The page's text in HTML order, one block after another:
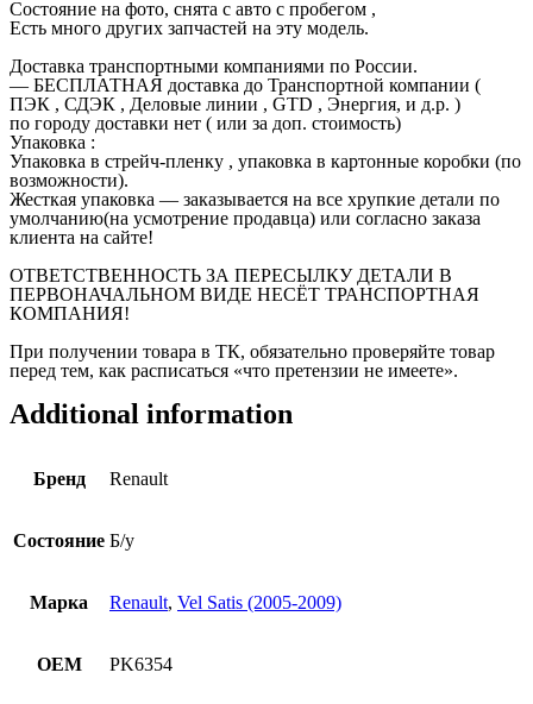
Состояние на фото, снята с авто с пробегом ,
Есть много других запчастей на эту модель.
Доставка транспортными компаниями по России.
— БЕСПЛАТНАЯ доставка до Транспортной компании (
ПЭК , СДЭК , Деловые линии , GTD , Энергия, и д.р. )
по городу доставки нет ( или за доп. стоимость)
Упаковка :
Упаковка в стрейч-пленку , упаковка в картонные коробки (по
возможности).
Жесткая упаковка — заказывается на все хрупкие детали по
умолчанию(на усмотрение продавца) или согласно заказа
клиента на сайте!
ОТВЕТСТВЕННОСТЬ ЗА ПЕРЕСЫЛКУ ДЕТАЛИ В
ПЕРВОНАЧАЛЬНОМ ВИДЕ НЕСЁТ ТРАНСПОРТНАЯ
КОМПАНИЯ!
При получении товара в ТК, обязательно проверяйте товар
перед тем, как расписаться «что претензии не имеете».
Additional information
Бренд Renault
Состояние Б/у
Марка Renault, Vel Satis (2005-2009)
OEM PK6354